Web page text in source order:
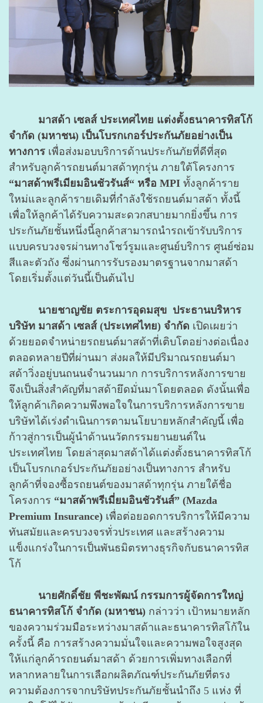
มาสด้า เซลส์ ประเทศไทย แต่งตั้งธนาคารทิสโก้
จำกัด (มหาชน) เป็นโบรกเกอร์ประกันภัยอย่างเป็น
ทางการ เพื่อส่งมอบบริการด้านประกันภัยที่ดีที่สุด
สำหรับลูกค้ารถยนต์มาสด้าทุกรุ่น ภายใต้โครงการ
“มาสด้าพรีเมียมอินชัวรันส์“ หรือ MPI ทั้งลูกค้าราย
ใหม่และลูกค้ารายเดิมที่กำลังใช้รถยนต์มาสด้า ทั้งนี้
เพื่อให้ลูกค้าได้รับความสะดวกสบายมากยิ่งขึ้น การ
ประกันภัยชั้นหนึ่งนี้ลูกค้าสามารถนำรถเข้ารับบริการ
แบบครบวงจรผ่านทางโชว์รูมและศูนย์บริการ ศูนย์ซ่อม
สีและตัวถัง ซึ่งผ่านการรับรองมาตรฐานจากมาสด้า
โดยเริ่มตั้งแต่วันนี้เป็นต้นไป
นายชาญชัย ตระการอุดมสุข ประธานบริหาร
บริษัท มาสด้า เซลส์ (ประเทศไทย) จำกัด เปิดเผยว่า
ด้วยยอดจำหน่ายรถยนต์มาสด้าที่เติบโตอย่างต่อเนื่อง
ตลอดหลายปีที่ผ่านมา ส่งผลให้มีปริมาณรถยนต์มา
สด้าวิ่งอยู่บนถนนจำนวนมาก การบริการหลังการขาย
จึงเป็นสิ่งสำคัญที่มาสด้ายึดมั่นมาโดยตลอด ดังนั้นเพื่อ
ให้ลูกค้าเกิดความพึงพอใจในการบริการหลังการขาย
บริษัทได้เร่งดำเนินการตามนโยบายหลักสำคัญนี้ เพื่อ
ก้าวสู่การเป็นผู้นำด้านนวัตกรรมยานยนต์ใน
ประเทศไทย โดยล่าสุดมาสด้าได้แต่งตั้งธนาคารทิสโก้
เป็นโบรกเกอร์ประกันภัยอย่างเป็นทางการ สำหรับ
ลูกค้าที่จองซื้อรถยนต์ของมาสด้าทุกรุ่น ภายใต้ชื่อ
โครงการ “มาสด้าพรีเมี่ยมอินชัวรันส์” (Mazda
Premium Insurance) เพื่อต่อยอดการบริการให้มีความ
ทันสมัยและครบวงจรทั่วประเทศ และสร้างความ
แข็งแกร่งในการเป็นพันธมิตรทางธุรกิจกับธนาคารทิส
โก้
นายศักดิ์ชัย พีชะพัฒน์ กรรมการผู้จัดการใหญ่
ธนาคารทิสโก้ จำกัด (มหาชน) กล่าวว่า เป้าหมายหลัก
ของความร่วมมือระหว่างมาสด้าและธนาคารทิสโก้ใน
ครั้งนี้ คือ การสร้างความมั่นใจและความพอใจสูงสุด
ให้แก่ลูกค้ารถยนต์มาสด้า ด้วยการเพิ่มทางเลือกที่
หลากหลายในการเลือกผลิตภัณฑ์ประกันภัยที่ตรง
ความต้องการจากบริษัทประกันภัยชั้นนำถึง 5 แห่ง ที่